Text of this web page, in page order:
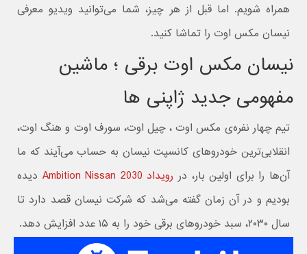
همراه شویم. اما قبل از هر چیز، شما می‌توانید ویدیو معرفی
نیسان مکس اوت را تماشا کنید.
نیسان مکس اوت برقی ؛ ماشین
مفهومی جدید ژاپنی ها
تیم چهار نفره‌ی مکس اوت ، چیل اوت، سورف اوت و هنگ اوت،
انقلابی‌ترین خودروهای کانسپت نیسان به حساب می‌آیند که ما
آن‌ها را برای اولین بار، در رویداد Ambition Nissan 2030
دیده
بودیم و در آن زمان گفته می‌شد که شرکت نیسان قصد دارد تا
سال ۲۰۳۰، سبد خودروهای برقی خود را به ۱۵ عدد افزایش دهد.